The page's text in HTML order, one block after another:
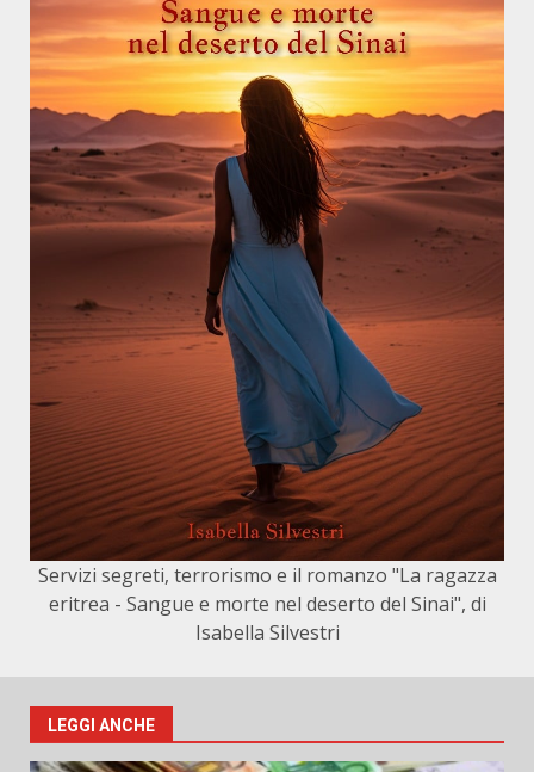
Servizi segreti, terrorismo e il romanzo "La ragazza
eritrea - Sangue e morte nel deserto del Sinai", di
Isabella Silvestri
LEGGI ANCHE